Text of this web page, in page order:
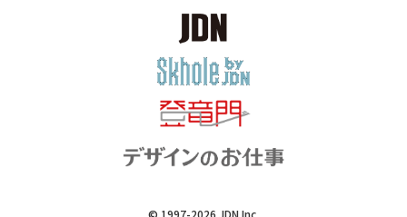
© 1997-2026 JDN Inc.